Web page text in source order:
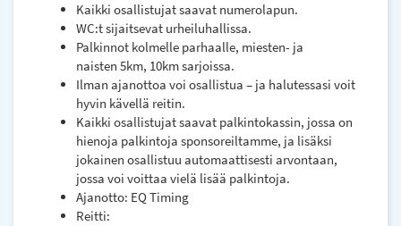
Kaikki osallistujat saavat numerolapun.
WC:t sijaitsevat urheiluhallissa.
Palkinnot kolmelle parhaalle, miesten- ja
naisten 5km, 10km sarjoissa.
Ilman ajanottoa voi osallistua – ja halutessasi voit
hyvin kävellä reitin.
Kaikki osallistujat saavat palkintokassin, jossa on
hienoja palkintoja sponsoreiltamme, ja lisäksi
jokainen osallistuu automaattisesti arvontaan,
jossa voi voittaa vielä lisää palkintoja.
Ajanotto: EQ Timing
Reitti: